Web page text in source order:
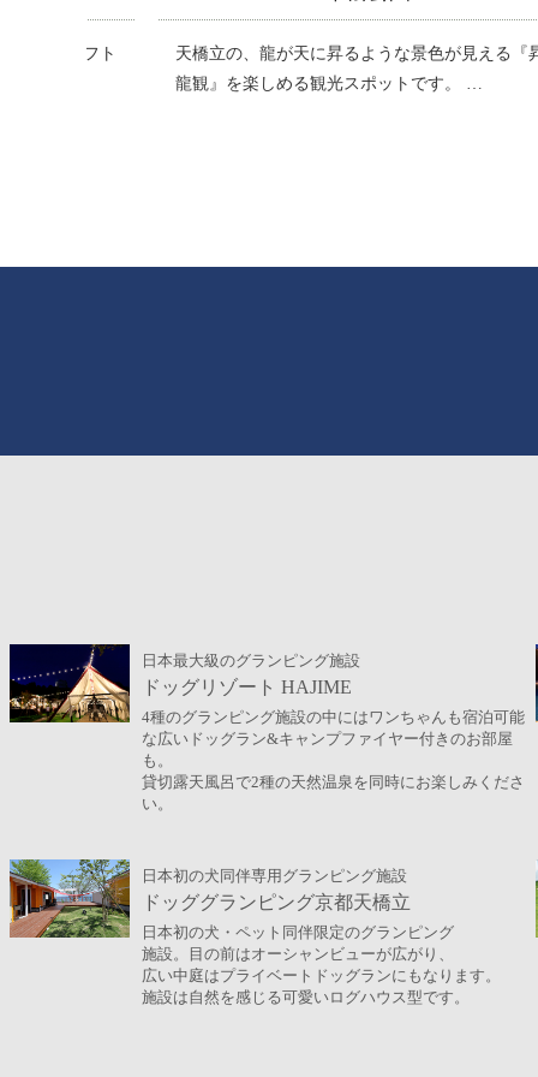
見える『昇
京都府で唯一『日本の滝百選』に選ばれた金引
滝は、高さ約40メートル、幅約20メ…
日本最大級のグランピング施設
ドッグリゾート HAJIME
4種のグランピング施設の中にはワンちゃんも宿泊可能
な広いドッグラン&キャンプファイヤー付きのお部屋
も。
貸切露天風呂で2種の天然温泉を同時にお楽しみくださ
い。
日本初の犬同伴専用グランピング施設
ドッググランピング京都天橋立
日本初の犬・ペット同伴限定のグランピング
施設。目の前はオーシャンビューが広がり、
広い中庭はプライベートドッグランにもなります。
施設は自然を感じる可愛いログハウス型です。